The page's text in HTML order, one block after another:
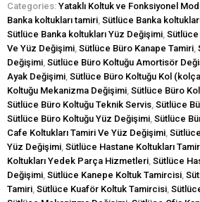
Categories: Yataklı Koltuk ve Fonksiyonel
Banka koltukları tamiri, Sütlüce Banka
Sütlüce Banka koltukları Yüz Değişimi, Sütlüce
Ve Yüz Değişimi, Sütlüce Büro Kanape Tamiri,
Değişimi, Sütlüce Büro Koltuğu Amortisör
Ayak Değişimi, Sütlüce Büro Koltuğu Kol
Koltuğu Mekanizma Değişimi, Sütlüce Büro
Sütlüce Büro Koltuğu Teknik Servis, Sütlüce
Sütlüce Büro Koltuğu Yüz Değişimi, Sütlüce
Cafe Koltukları Tamiri Ve Yüz Değişimi,
Yüz Değişimi, Sütlüce Hastane Koltukları
Koltukları Yedek Parça Hizmetleri, Sütlüce
Değişimi, Sütlüce Kanepe Koltuk Tamircisi,
Tamiri, Sütlüce Kuaför Koltuk Tamircisi,